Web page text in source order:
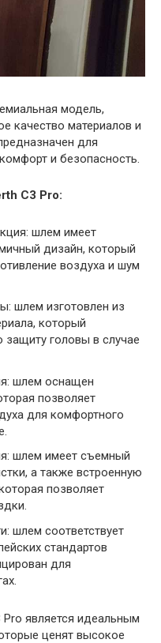
модель,
качество материалов и
для
и безопасность.
C3 Pro:
шлем имеет
дизайн, который
воздуха и шум
шлем изготовлен из
который
головы в случае
шлем оснащен
позволяет
для комфортного
шлем имеет съемный
а также встроенную
позволяет
шлем соответствует
стандартов
для
Pro является идеальным
ценят высокое